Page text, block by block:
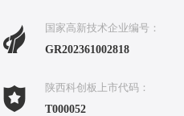
国家高新技术企业编号：
GR202361002818
陕西科创板上市代码：
T000052